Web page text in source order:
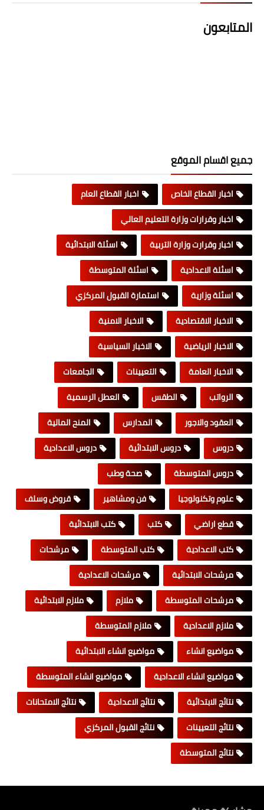
المتابعون
جميع اقسام الموقع
اخبار القطاع الخاص
اخبار القطاع العام
اخبار وقرارات وزارة التعليم العالي
اخبار وقرارت وزارة التربية
اسئلة الابتدائية
اسئلة الاعدادية
اسئلة المتوسطة
اسئلة وزارية
استمارة القبول المركزي
الاخبار الاقتصادية
الاخبار الامنية
الاخبار الرياضية
الاخبار السياسية
الاخبار العامة
التعيينات
الجامعات
الرواتب
الطقس
العطل الرسمية
العقود والاجور
المدارس
المنح المالية
دروس
دروس الابتدائية
دروس الاعدادية
دروس المتوسطة
صحة وطب
علوم وتكنولوجيا
فن ومشاهير
قروض وسلف
قطع اراضي
كتب
كتب الابتدائية
كتب الاعدادية
كتب المتوسطة
مرشحات
مرشحات الابتدائية
مرشحات الاعدادية
مرشحات المتوسطة
ملازم
ملازم الابتدائية
ملازم الاعدادية
ملازم المتوسطة
مواضيع انشاء
مواضيع انشاء الابتدائية
مواضيع انشاء الاعدادية
مواضيع انشاء المتوسطة
نتائج الابتدائية
نتائج الاعدادية
نتائج الامتحانات
نتائج التعيينات
نتائج القبول المركزي
نتائج المتوسطة